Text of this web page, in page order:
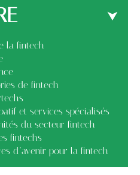
la fintech
de fintech
et services spécialisés
du secteur fintech
fintechs
d’avenir pour la fintech